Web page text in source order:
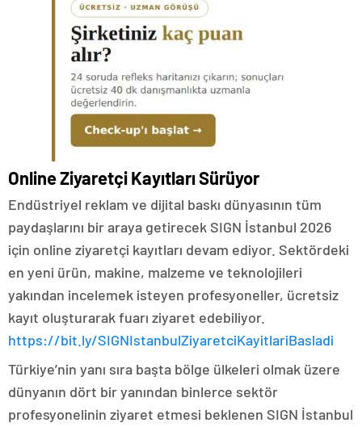
Online Ziyaretçi Kayıtları Sürüyor
Endüstriyel reklam ve dijital baskı dünyasının tüm
paydaşlarını bir araya getirecek SIGN İstanbul 2026
için online ziyaretçi kayıtları devam ediyor. Sektördeki
en yeni ürün, makine, malzeme ve teknolojileri
yakından incelemek isteyen profesyoneller, ücretsiz
kayıt oluşturarak fuarı ziyaret edebiliyor.
https://bit.ly/SIGNIstanbulZiyaretciKayitlariBasladi
Türkiye’nin yanı sıra başta bölge ülkeleri olmak üzere
dünyanın dört bir yanından binlerce sektör
profesyonelinin ziyaret etmesi beklenen SIGN İstanbul